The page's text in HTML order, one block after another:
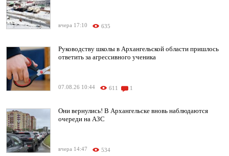
вчера 17:10 635
Руководству школы в Архангельской области пришлось
ответить за агрессивного ученика
07.08.26 10:44 611 1
Они вернулись! В Архангельске вновь наблюдаются
очереди на АЗС
вчера 14:47 534